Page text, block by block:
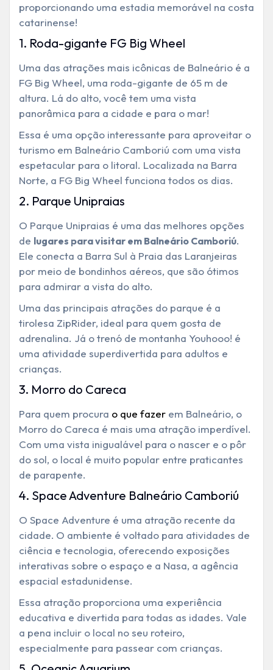
proporcionando uma estadia memorável na costa
catarinense!
1. Roda-gigante FG Big Wheel
Uma das atrações mais icônicas de Balneário é a
FG Big Wheel, uma roda-gigante de 65 m de
altura. Lá do alto, você tem uma vista
panorâmica para a cidade e para o mar!
Essa é uma opção interessante para aproveitar o
turismo em Balneário Camboriú com uma vista
espetacular para o litoral. Localizada na Barra
Norte, a FG Big Wheel funciona todos os dias.
2. Parque Unipraias
O Parque Unipraias é uma das melhores opções
de lugares para visitar em Balneário Camboriú.
Ele conecta a Barra Sul à Praia das Laranjeiras
por meio de bondinhos aéreos, que são ótimos
para admirar a vista do alto.
Uma das principais atrações do parque é a
tirolesa ZipRider, ideal para quem gosta de
adrenalina. Já o trenó de montanha Youhooo! é
uma atividade superdivertida para adultos e
crianças.
3. Morro do Careca
Para quem procura o que fazer em Balneário, o
Morro do Careca é mais uma atração imperdível.
Com uma vista inigualável para o nascer e o pôr
do sol, o local é muito popular entre praticantes
de parapente.
4. Space Adventure Balneário Camboriú
O Space Adventure é uma atração recente da
cidade. O ambiente é voltado para atividades de
ciência e tecnologia, oferecendo exposições
interativas sobre o espaço e a Nasa, a agência
espacial estadunidense.
Essa atração proporciona uma experiência
educativa e divertida para todas as idades. Vale
a pena incluir o local no seu roteiro,
especialmente para passear com crianças.